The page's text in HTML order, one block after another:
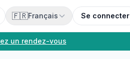
🇫🇷Français Se connecter
un rendez-vous